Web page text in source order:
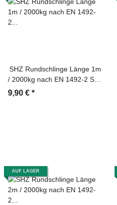
SHZ Rundschlinge Länge 1m
/ 2000kg nach EN 1492-2 SF7
9,90 € *
AUF LAGER